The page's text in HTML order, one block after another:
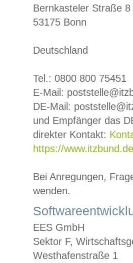
Bernkasteler Straße 8
53175 Bonn
Deutschland
Tel.: 0800 800 75451
E-Mail:
DE-Mail:
und Empfänger das
direkter Kontakt:
https://
Bei Anregungen,
wenden.
EES GmbH
Sektor F,
Westhafenstraße 1